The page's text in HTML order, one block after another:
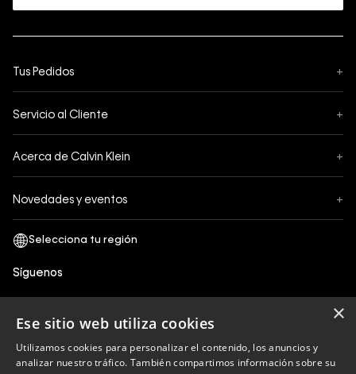
Tus Pedidos +
Formas de Pago
Servicio al Cliente +
¿Cómo comprar?
Acerca de Calvin Klein +
Términos y Condiciones
Política de Privacidad y tratamiento de datos personales
Política de Cookies
Libro de reclamaciones
Políticas de recojo en tienda
Novedades y eventos +
Síguenos
×
Ese sitio web utiliza cookies
Utilizamos cookies para personalizar el contenido, los anuncios y
analizar nuestro tráfico. También compartimos información sobre su